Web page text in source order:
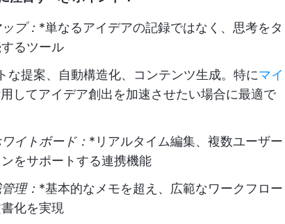
プ： *単なるアイデアの記録ではなく、思考をタ
るツール
な提案、自動構造化、コンテンツ生成。特にマイ
してアイデア創出を加速させたい場合に最適で
イトボード： *リアルタイム編集、複数ユーザー
をサポートする連携機能
理： *基本的なメモを超え、広範なワークフロー
化を実現